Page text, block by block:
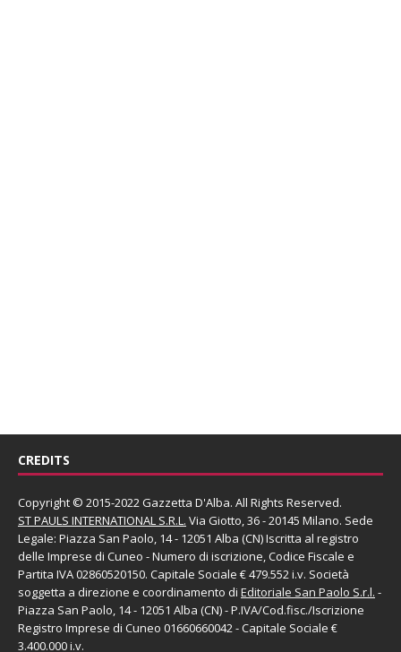
CREDITS
Copyright © 2015-2022 Gazzetta D'Alba. All Rights Reserved.
ST PAULS INTERNATIONAL S.R.L. Via Giotto, 36 - 20145 Milano. Sede
Legale: Piazza San Paolo, 14 - 12051 Alba (CN) Iscritta al registro
delle Imprese di Cuneo - Numero di iscrizione, Codice Fiscale e
Partita IVA 02860520150. Capitale Sociale € 479.552 i.v. Società
soggetta a direzione e coordinamento di Editoriale San Paolo S.r.l. -
Piazza San Paolo, 14 - 12051 Alba (CN) - P.IVA/Cod.fisc./Iscrizione
Registro Imprese di Cuneo 01660660042 - Capitale Sociale €
3.400.000 i.v.